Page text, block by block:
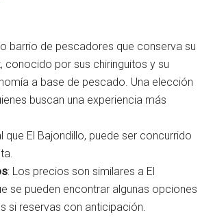
barrio de pescadores que conserva su
conocido por sus chiringuitos y su
a base de pescado. Una elección
buscan una experiencia más
que El Bajondillo, puede ser concurrido
: Los precios son similares a El
se pueden encontrar algunas opciones
si reservas con anticipación.